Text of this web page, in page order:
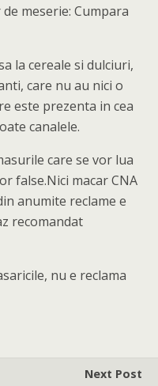
meserie: Cumpara
la cereale si dulciuri,
care nu au nici o
este prezenta in cea
canalele.
care se vor lua
false.Nici macar CNA
anumite reclame e
recomandat
nu e reclama
Next Post